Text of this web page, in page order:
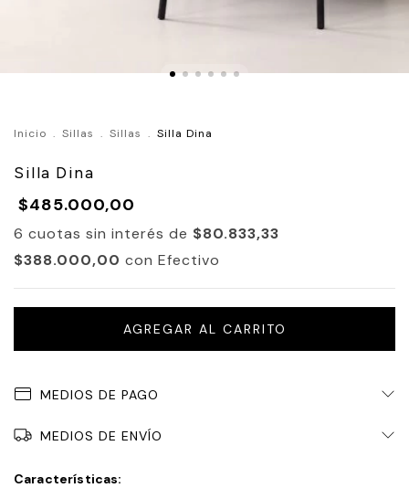
Inicio . Sillas . Sillas . Silla Dina
Silla Dina
$485.000,00
6 cuotas sin interés de $80.833,33
$388.000,00 con Efectivo
MEDIOS DE PAGO
MEDIOS DE ENVÍO
Características: